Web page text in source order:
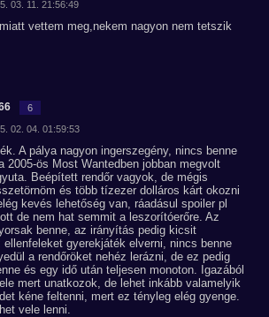
03. 11. 21:56:49
vettem meg,nekem nagyon nem tetszik
6
02. 04. 01:59:53
A pálya nagyon ingerszegény, nincs benne
2005-ös Most Wantedben jobban megvolt
Beépített rendőr vagyok, de mégis
és több tízezer dolláros kárt okozni
kevés lehetőség van, ráadásul spoiler pl
de nem hat semmit a leszorítóerőre. Az
benne, az irányítás pedig kicsit
gyerekjáték elverni, nincs benne
a rendőröket nehéz lerázni, de ez pedig
és egy idő után teljesen monoton. Igazából
mert unatkozok, de lehet inkább valamelyik
kéne feltenni, mert ez tényleg elég gyenge.
vele lenni.